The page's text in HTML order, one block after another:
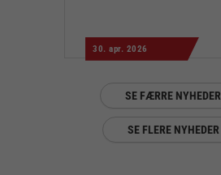
30. apr. 2026
SE FÆRRE NYHEDER
SE FLERE NYHEDER